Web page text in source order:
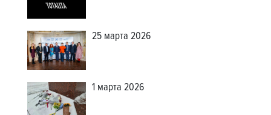
25 марта 2026
1 марта 2026